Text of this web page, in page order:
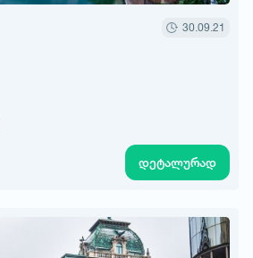
30.09.21
დეტალურად